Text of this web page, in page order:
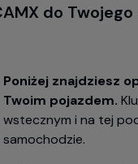
do
Poniżej znajdziesz
Twoim pojazdem.
wstecznym i na tej
samochodzie.